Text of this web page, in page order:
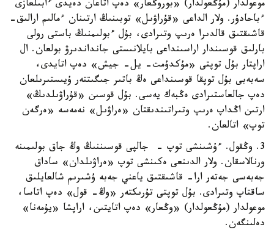
موعولدار (مۇڭعولدار) «بوروڭعار» دەپ اتاعان دەيدى ءابىلعازى
ءباحادۇر. ولار الداعى «قۇراۋىل» توبىنىڭ ارتىنان ءمالىم ارالىق-
قاشىقتىق قالدىرا ەرىپ وتىرادى، بۇل ءبولىمنىڭ باستى رولى
بارلىق قوسىندار اراسىنداعى بايلانىستى جانداندىرۋ بولعان. ال
اراپتار بۇل توپتى «مۇكدۇمت- يل- جيش» دەپ اتايدى،
سەبەبى بۇل توپقا قوسىنداعى ەڭ باتىر جىگىتتەر ۇيىستىرىلعان
دەپ جالعاستىرادى ەڭبەك يەسى. بۇل قوسىن «قۇراۋىلدىڭ»
ارتىن اڭداپ ەرىپ وتىراتىندىقتان «ەراۋىل» نەمەسە «ەرگەن
توپ» اتالعان.
3. وڭقول. ءۇشىنشى توپ - جالپى قوسىننىڭ وڭ جاق بولىمىنە
ورنالاسقان. ولار الدىنعى ەكىنشى توپ «ەراۋىلدان» ساداق
جەبەسى جەتەر ارا- قاشىقتىق ياعني جەبە ۇشىرىم شالعايلىق
ساقتاپ وتىرادى. بۇل توپتى تۇرىكتەر «وڭ- قول» دەپ اتاسا،
موعولدار (مۇڭعولدار) «وڭعار» دەپ اتايتىن، اراپشا «يۇمەنا»
دەلىنگەن.